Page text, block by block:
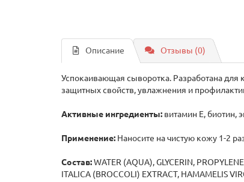
Описание Отзывы (0)
Успокаивающая сыворотка. Разработана
защитных свойств, увлажнения и
Активные ингредиенты: витамин Е, биотин,
Применение: Наносите на чистую кожу 1-2
Состав:WATER (AQUA), GLYCERIN,
ITALICA (BROCCOLI) EXTRACT, HAMAMELIS